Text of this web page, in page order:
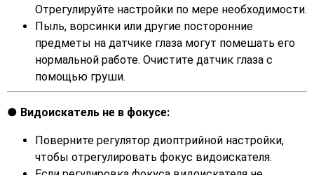
Отрегулируйте настройки по мере необходимости.
Пыль, ворсинки или другие посторонние
предметы на датчике глаза могут помешать его
нормальной работе. Очистите датчик глаза с
помощью груши.
Видоискатель не в фокусе:
Поверните регулятор диоптрийной настройки,
чтобы отрегулировать фокус видоискателя.